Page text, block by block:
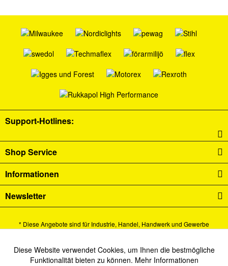
Support-Hotlines:
Shop Service
Informationen
Newsletter
* Diese Angebote sind für Industrie, Handel, Handwerk und Gewerbe
Alle Preise verstehen sich zzgl. Mehrwertsteuer undVersandkostenund ggf.
Nachnahmegebühren, wenn nicht anders beschrieben.
Funktionale Aktiv
Diese Website verwendet Cookies, um Ihnen die bestmögliche
Funktionalität bieten zu können. Mehr Informationen